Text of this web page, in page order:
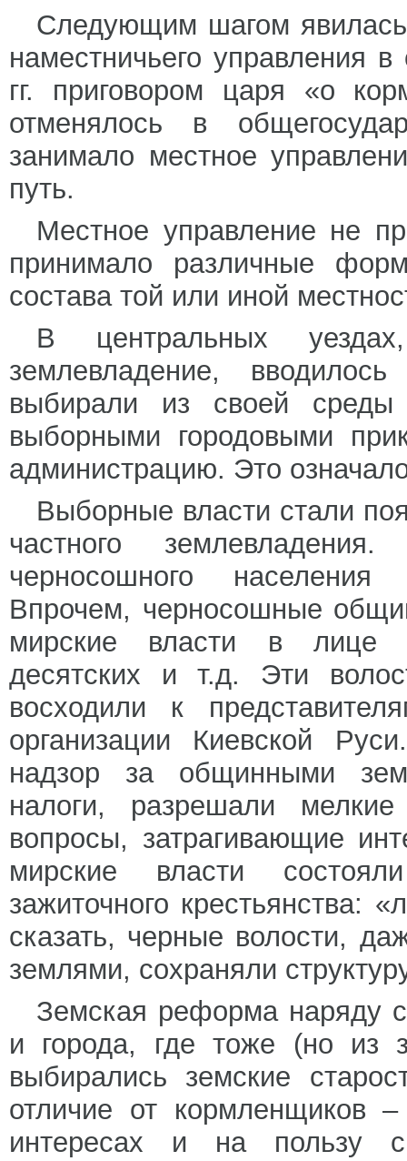
Следующим шагом явилась
наместничьего управления
гг. приговором царя «о
отменялось в
занимало местное
путь.
Местное управление не
принимало различные
состава той или иной
В центральных
землевладение,
выбирали из своей
выборными городовыми
администрацию. Это
Выборные власти стали
частного
черносошного
Впрочем, черносошные
мирские власти в лице
десятских и т.д. Эти
восходили к
организации Киевской
надзор за общинными
налоги, разрешали
вопросы, затрагивающие
мирские власти
зажиточного крестьянства:
сказать, черные волости,
землями, сохраняли
Земская реформа наряду
и города, где тоже (но из
выбирались земские
отличие от кормленщиков
интересах и на пользу